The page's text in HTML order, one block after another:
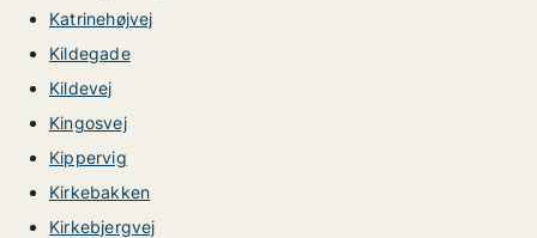
Katrinehøjvej
Kildegade
Kildevej
Kingosvej
Kippervig
Kirkebakken
Kirkebjergvej